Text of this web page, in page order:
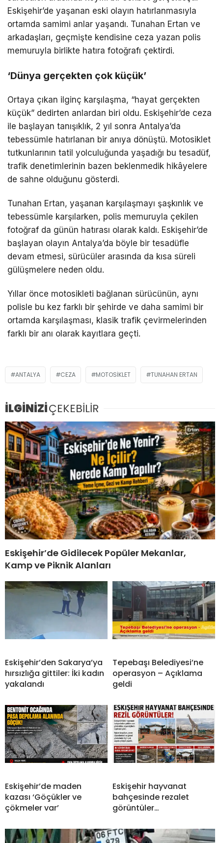
Eskişehir’de yaşanan eski olayın hatırlanmasıyla
ortamda samimi anlar yaşandı. Tunahan Ertan ve
arkadaşları, geçmişte kendisine ceza yazan polis
memuruyla birlikte hatıra fotoğrafı çektirdi.
‘Dünya gerçekten çok küçük’
Ortaya çıkan ilginç karşılaşma, “hayat gerçekten
küçük” dedirten anlardan biri oldu. Eskişehir’de ceza
ile başlayan tanışıklık, 2 yıl sonra Antalya’da
tebessümle hatırlanan bir anıya dönüştü. Motosiklet
tutkunlarının tatil yolculuğunda yaşadığı bu tesadüf,
trafik denetimlerinin bazen beklenmedik hikâyelere
de sahne olduğunu gösterdi.
Tunahan Ertan, yaşanan karşılaşmayı şaşkınlık ve
tebessümle karşılarken, polis memuruyla çekilen
fotoğraf da günün hatırası olarak kaldı. Eskişehir’de
başlayan olayın Antalya’da böyle bir tesadüfle
devam etmesi, sürücüler arasında da kısa süreli
gülüşmelere neden oldu.
Yıllar önce motosikleti bağlanan sürücünün, aynı
polisle bu kez farklı bir şehirde ve daha samimi bir
ortamda karşılaşması, klasik trafik çevirmelerinden
farklı bir anı olarak kayıtlara geçti.
ANTALYA CEZA MOTOSIKLET TUNAHAN ERTAN
İLGİNİZİÇEKEBİLİR
Eskişehir’de Gidilecek Popüler Mekanlar,
Kamp ve Piknik Alanları
Eskişehir’den Sakarya’ya
hırsızlığa gittiler: İki kadın
yakalandı
Tepebaşı Belediyesi’ne
operasyon – Açıklama
geldi
Eskişehir’de maden
kazası ‘Göçükler ve
çökmeler var’
Eskişehir hayvanat
bahçesinde rezalet
görüntüler…